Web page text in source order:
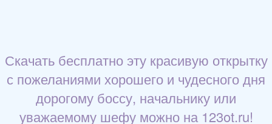
Скачать бесплатно эту красивую открытку
с пожеланиями хорошего и чудесного дня
дорогому боссу, начальнику или
уважаемому шефу можно на 123ot.ru!